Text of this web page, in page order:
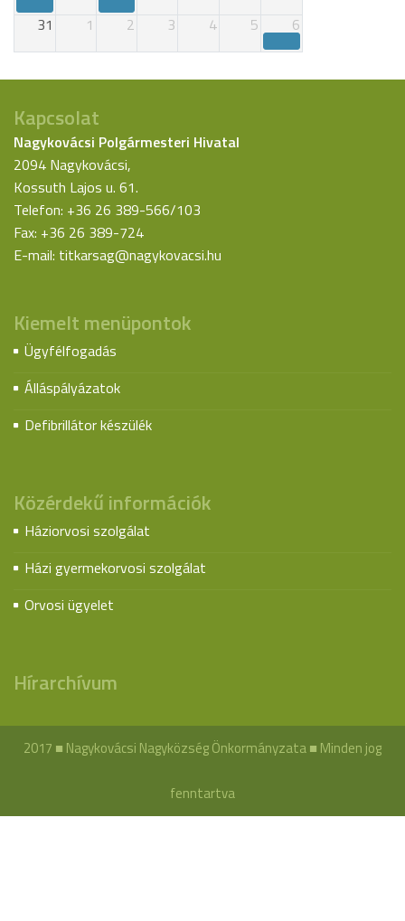
31
1 2 3 4 5 6
Kapcsolat
Nagykovácsi Polgármesteri Hivatal
2094 Nagykovácsi,
Kossuth Lajos u. 61.
Telefon: +36 26 389-566/103
Fax: +36 26 389-724
E-mail: titkarsag@nagykovacsi.hu
Kiemelt menüpontok
Ügyfélfogadás
Álláspályázatok
Defibrillátor készülék
Közérdekű információk
Háziorvosi szolgálat
Házi gyermekorvosi szolgálat
Orvosi ügyelet
Hírarchívum
2017 ■ Nagykovácsi Nagyközség Önkormányzata ■ Minden jog
fenntartva